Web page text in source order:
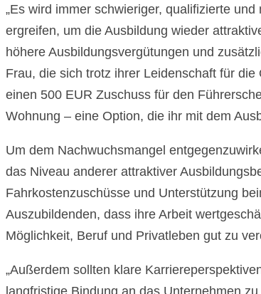
„Es wird immer schwieriger, qualifizierte
ergreifen, um die Ausbildung wieder
höhere Ausbildungsvergütungen und
Frau, die sich trotz ihrer Leidenschaft für
einen 500 EUR Zuschuss für den
Wohnung – eine Option, die ihr mit dem
Um dem Nachwuchsmangel
das Niveau anderer attraktiver
Fahrkostenzuschüsse und Unterstützung
Auszubildenden, dass ihre Arbeit
Möglichkeit, Beruf und Privatleben gut zu
„Außerdem sollten klare